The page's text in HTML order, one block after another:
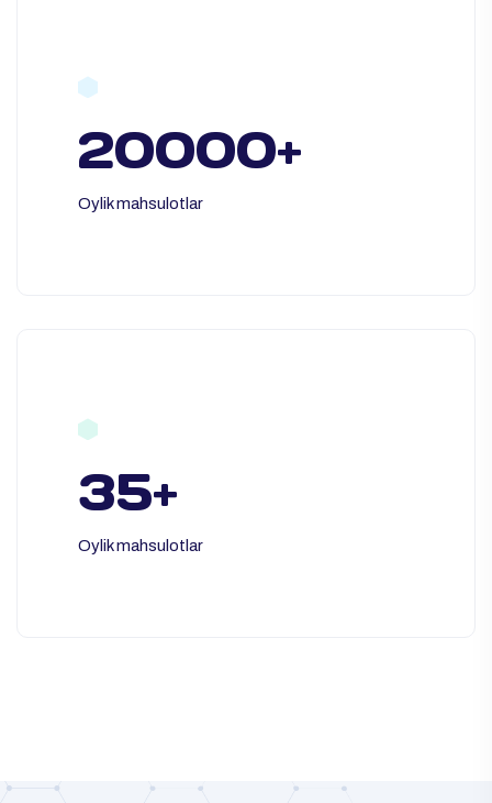
20000+
Oylik mahsulotlar
35+
Oylik mahsulotlar